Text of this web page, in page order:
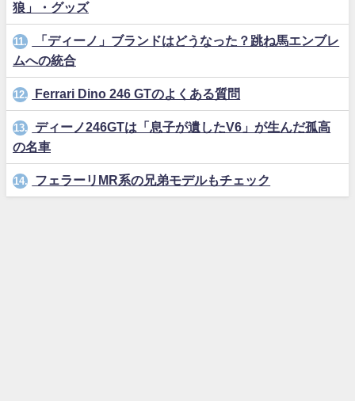
狼」・グッズ
11.
「ディーノ」ブランドはどうなった？跳ね馬エンブレ
ムへの統合
12. Ferrari Dino 246 GTのよくある質問
13.
ディーノ246GTは「息子が遺したV6」が生んだ孤高
の名車
14. フェラーリMR系の兄弟モデルもチェック